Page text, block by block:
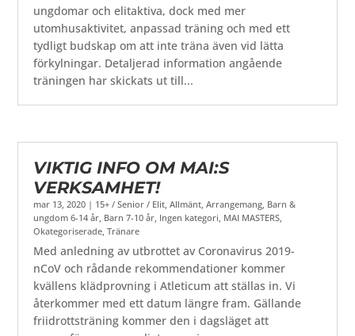
ungdomar och elitaktiva, dock med mer
utomhusaktivitet, anpassad träning och med ett
tydligt budskap om att inte träna även vid lätta
förkylningar. Detaljerad information angående
träningen har skickats ut till...
VIKTIG INFO OM MAI:S
VERKSAMHET!
mar 13, 2020 | 15+ / Senior / Elit,Allmänt,Arrangemang, Barn &
ungdom 6-14 år, Barn 7-10 år, Ingen kategori, MAI MASTERS,
Okategoriserade,Tränare
Med anledning av utbrottet av Coronavirus 2019-
nCoV och rådande rekommendationer kommer
kvällens klädprovning i Atleticum att ställas in. Vi
återkommer med ett datum längre fram. Gällande
friidrottsträning kommer den i dagsläget att